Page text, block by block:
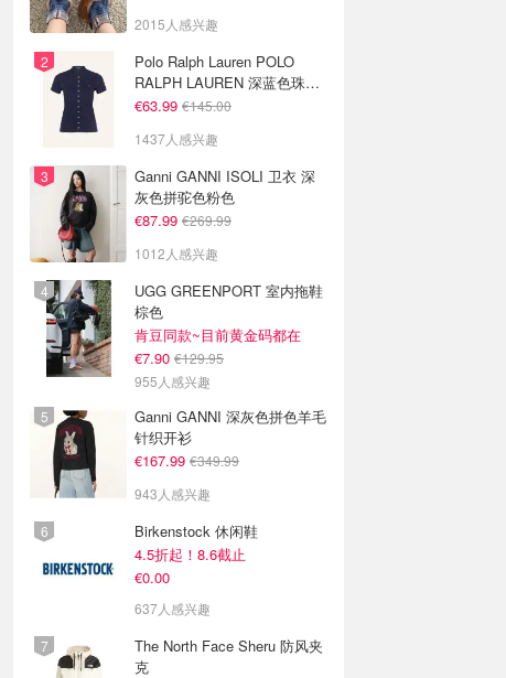
2015人感兴趣
Polo Ralph Lauren POLO
RALPH LAUREN 深蓝色珠地
布 Polo衫
€63.99 €145.00
1437人感兴趣
Ganni GANNI ISOLI 卫衣 深
灰色拼驼色粉色
€87.99 €269.99
1012人感兴趣
UGG GREENPORT 室内拖鞋
棕色
肯豆同款~目前黄金码都在
€7.90 €129.95
955人感兴趣
Ganni GANNI 深灰色拼色羊毛
针织开衫
€167.99 €349.99
943人感兴趣
Birkenstock 休闲鞋
4.5折起！8.6截止
€0.00
637人感兴趣
The North Face Sheru 防风夹
克